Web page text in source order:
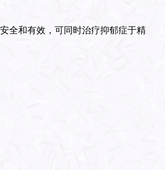
全和有效，可同时治疗抑郁症于精